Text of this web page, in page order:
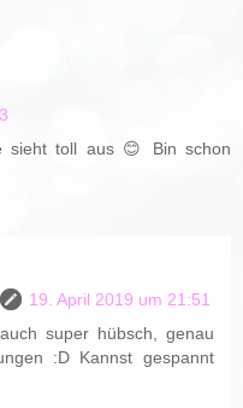
sieht toll aus 😊 Bin schon
19. April 2019 um 21:51
super hübsch, genau
:D Kannst gespannt